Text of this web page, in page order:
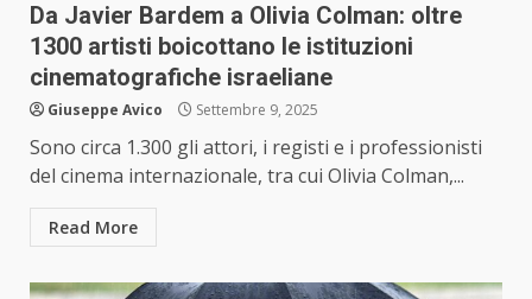
Da Javier Bardem a Olivia Colman: oltre
1300 artisti boicottano le istituzioni
cinematografiche israeliane
Giuseppe Avico Settembre 9, 2025
Sono circa 1.300 gli attori, i registi e i professionisti
del cinema internazionale, tra cui Olivia Colman,...
Read More